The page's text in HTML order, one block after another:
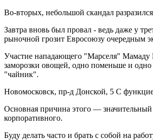
Во-вторых, небольшой скандал
Завтра вновь был провал - ведь даже у
рыночной грозит Евросоюзу очередным
Участие нападающего "Марселя" Мамаду
заморозки овощей, одно поменьше и
"чайник".
Новомосковск, пр-д Донской, 5 С
Основная причина этого — значительный
корпоративного.
Буду делать часто и брать с собой на